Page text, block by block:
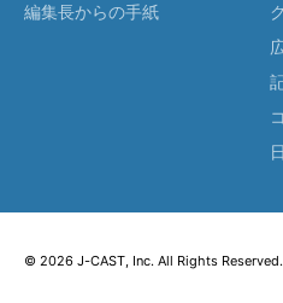
編集長からの手紙
© 2026 J-CAST, Inc. All Rights Reserved.